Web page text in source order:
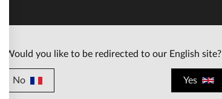
Would you like to be redirected to our English site?
No Yes